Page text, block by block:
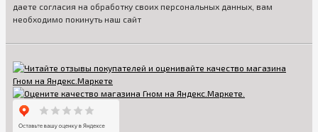
даете согласия на обработку своих персональных данных, вам
необходимо покинуть наш сайт